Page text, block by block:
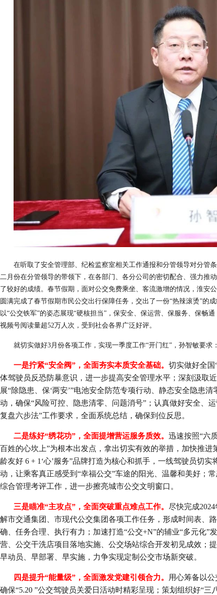
在听取了安全管理部、纪检监察室相关工作通报和分管领导对分管
二月份在分管领导的带领下，在各部门、各分公司的密切配合、强力推
了较好的成绩。春节假期，面对公交免费乘坐、客流激增的情况，淮安
圆满完成了春节假期市民公交出行保障任务，交出了一份“热辣滚烫”的
以“公交铁军”的姿态展现“硬核担当”，保安全、保运营、保服务、保畅
视频号阅读量超52万人次，受到社会各界广泛好评。
就切实做好3月份各项工作，实现一季度工作“开门红”，孙智敏要求
一是拧紧“安全阀”，全面夯实本质安全基础。 切实做好全国
体驾驶员反恐防暴意识，进一步提高安全管理水平；深刻汲取
展“除隐患、保‘两安’”电池安全防范专项行动、 静态安全隐患清
动，确保“风险可控、隐患清零、问题消号”；认真做好安全、
复盘六步法”工作要求，全面系统总结，确保到位反思。
二是练好“绣花功”，全面提增营运服务质效。 迅速按照“六
百姓的心坎上”为根本出发点，拿出切实有效的举措，加快推
龄友好 6 + 1‘心’服务”品牌打造为核心和抓手，一线驾驶员切
动，让乘客真正感受到“幸福公交”车途的阳光、温馨和美好；
综合管理考评工作，进一步擦亮城市公交文明窗口。
三是瞄准“主攻点”，全面突破重点难点工作。 尽快完成
解市交通集团、市现代公交集团各项工作任务，形成时间表、
确、任务合理、执行有力 ； 加速打造“公交+N”的辅业“多元化”
营、公交干洗店项目落地实施、公交场站综合开发初见成效；
早动员、早部署、早实施，力争实现定制公交市场新突破。
四是提升“能量级”，全面激发党建引领合力。
用心筹备以
确保“5.20 ”公交驾驶员关爱日活动时精彩呈现；策划组织好“